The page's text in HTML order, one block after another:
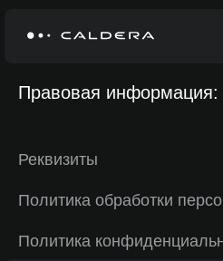
Правовая информация:
Реквизиты
Политика обработки
Политика